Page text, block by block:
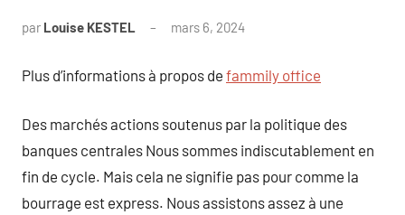
par Louise KESTEL mars 6, 2024
Plus d’informations à propos de fammily office
Des marchés actions soutenus par la politique des
banques centrales Nous sommes indiscutablement en
fin de cycle. Mais cela ne signifie pas pour comme la
bourrage est express. Nous assistons assez à une